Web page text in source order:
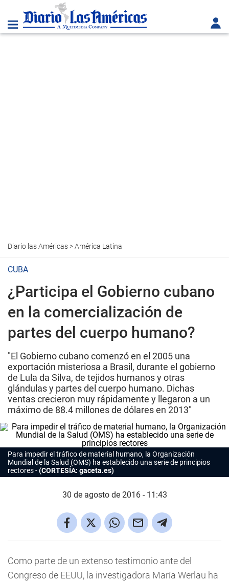
Diario las Américas>América Latina
CUBA
¿Participa el Gobierno cubano
en la comercialización de
partes del cuerpo humano?
"El Gobierno cubano comenzó en el 2005 una
exportación misteriosa a Brasil, durante el gobierno
de Lula da Silva, de tejidos humanos y otras
glándulas y partes del cuerpo humano. Dichas
ventas crecieron muy rápidamente y llegaron a un
máximo de 88.4 millones de dólares en 2013"
Para impedir el tráfico de material humano, la Organización
Mundial de la Salud (OMS) ha establecido una serie de principios
rectores
(CORTESÍA: gaceta.es)
30 de agosto de 2016 - 11:43
Como parte de un extenso testimonio ante del
Congreso de EEUU, la investigadora María Werlau ha